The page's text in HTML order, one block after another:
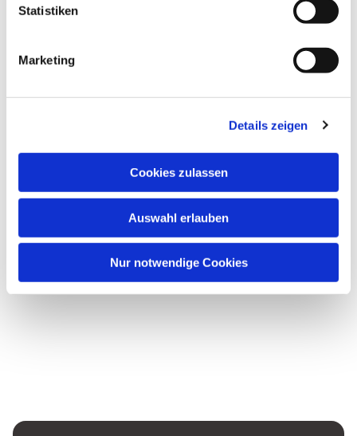
Statistiken
Marketing
Details zeigen
Cookies zulassen
Auswahl erlauben
Nur notwendige Cookies
Freitag, 8. Januar 2027, 18:00 Uhr
Markuskirche, Richard-Wagner-Str.
6, 34121 Kassel